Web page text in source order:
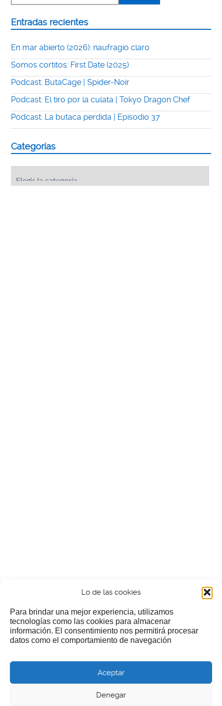
Lo de las cookies
Para brindar una mejor experiencia, utilizamos
tecnologías como las cookies para almacenar
información. El consentimiento nos permitirá procesar
datos como el comportamiento de navegación
Aceptar
Denegar
Entradas recientes
En mar abierto (2026): naufragio claro
Somos cortitos: First Date (2025)
Podcast: ButaCage | Spider-Noir
Podcast: El tiro por la culata | Tokyo Dragon Chef
Podcast: La butaca perdida | Episodio 37
Categorías
¿Nos invitas a un cafecillo?
Si te gusta nuestra web puedes echar limosna a estos